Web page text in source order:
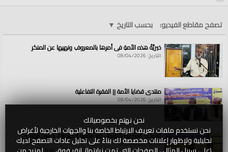
نحن نهتم بخصوصياتك
نحن نستخدم ملفات تعريف الارتباط الخاصة بنا والجهات الخارجية لأغراض
تحليلية ولإظهار إعلانات مخصصة لك بناءً على تحليل عادات التصفح لديك
http://www.tahrir-syria.info/
فيسبوك:
https://www.facebook.com/Tahrir.sy
تويتر:
https://twitter.com/AttahrirSyria
قناة التيليجرام:
https://t.me/tahrirsyria
https://chat.whatsapp.com/GiKcIJsOF3tLvWDh6XpbQt
========
تصفح مقاطع الفيديو: بحسب التاريخ ▼
خيريَّةُ هذه الأمةِ في أمرِها بالمعروفِ ونهيِها عن المنكرِ
التاريخ: 08/04/2026
منتدى قضايا الأمة || الفقرة التفاعلية
التاريخ: 08/04/2026
القواعد الشرعية للتعامل مع الأنهار || كلمة أ. حسين الهادي
التاريخ: 08/04/2026